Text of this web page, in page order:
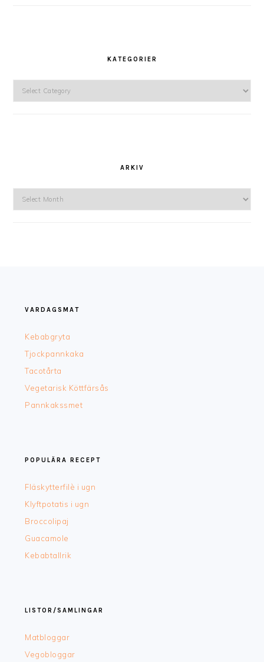
KATEGORIER
ARKIV
VARDAGSMAT
Kebabgryta
Tjockpannkaka
Tacotårta
Vegetarisk Köttfärsås
Pannkakssmet
POPULÄRA RECEPT
Fläskytterfilè i ugn
Klyftpotatis i ugn
Broccolipaj
Guacamole
Kebabtallrik
LISTOR/SAMLINGAR
Matbloggar
Vegobloggar